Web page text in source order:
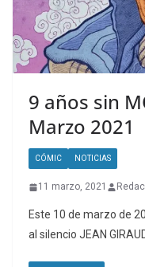
9 años sin
Marzo 2021
CÓMIC NOTICIAS
11 marzo, 2021
Este 10 de marzo de
al silencio JEAN